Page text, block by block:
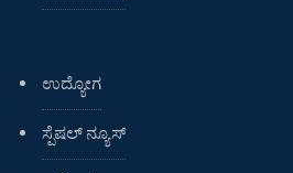
ಉದ್ಯೋಗ
ಸ್ಪೆಷಲ್ ನ್ಯೂಸ್